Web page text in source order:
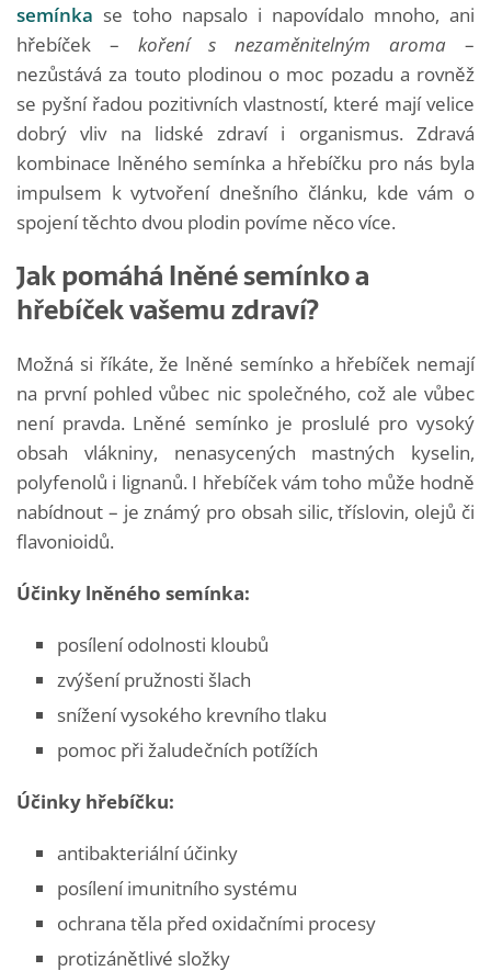
semínka se toho napsalo i napovídalo mnoho, ani
hřebíček – koření s nezaměnitelným aroma –
nezůstává za touto plodinou o moc pozadu a rovněž
se pyšní řadou pozitivních vlastností, které mají velice
dobrý vliv na lidské zdraví i organismus. Zdravá
kombinace lněného semínka a hřebíčku pro nás byla
impulsem k vytvoření dnešního článku, kde vám o
spojení těchto dvou plodin povíme něco více.
Jak pomáhá lněné semínko a
hřebíček vašemu zdraví?
Možná si říkáte, že lněné semínko a hřebíček nemají
na první pohled vůbec nic společného, což ale vůbec
není pravda. Lněné semínko je proslulé pro vysoký
obsah vlákniny, nenasycených mastných kyselin,
polyfenolů i lignanů. I hřebíček vám toho může hodně
nabídnout – je známý pro obsah silic, tříslovin, olejů či
flavonioidů.
Účinky lněného semínka:
posílení odolnosti kloubů
zvýšení pružnosti šlach
snížení vysokého krevního tlaku
pomoc při žaludečních potížích
Účinky hřebíčku:
antibakteriální účinky
posílení imunitního systému
ochrana těla před oxidačními procesy
protizánětlivé složky